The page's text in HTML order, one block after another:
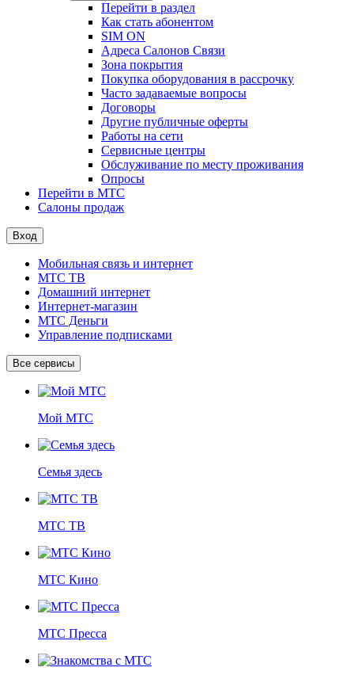
Перейти в раздел
Как стать абонентом
SIM ON
Адреса Салонов Связи
Зона покрытия
Покупка оборудования в рассрочку
Часто задаваемые вопросы
Договоры
Другие публичные оферты
Работы на сети
Сервисные центры
Обслуживание по месту проживания
Опросы
Перейти в МТС
Салоны продаж
Вход
Мобильная связь и интернет
МТС ТВ
Домашний интернет
Интернет-магазин
МТС Деньги
Управление подписками
Все сервисы
Мой МТС
Семья здесь
МТС ТВ
МТС Кино
МТС Пресса